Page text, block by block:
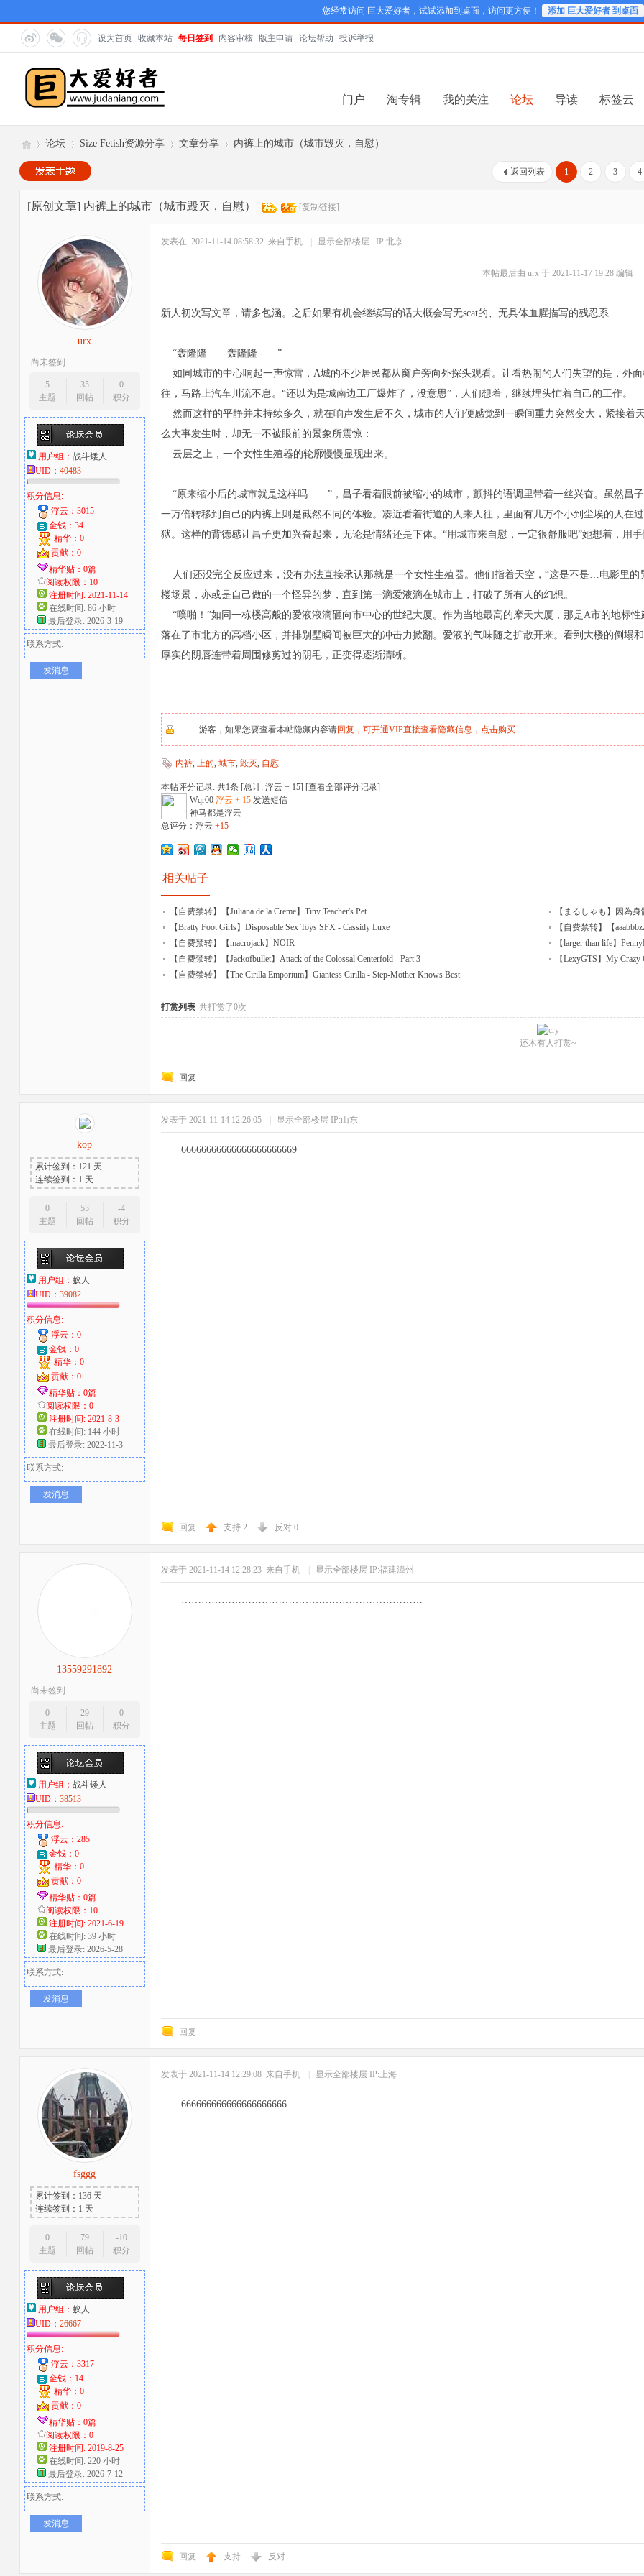
您经常访问 巨大爱好者，试试添加到桌面，访问更方便！ 添加 巨大爱好者 到桌面
设为首页 收藏本站 每日签到 内容审核 版主申请 论坛帮助 投诉举报
门户 淘专辑 我的关注 论坛 导读 标签云
巨
爱
好
»
论坛
›
Size Fetish资源分享
›
文章分享 内裤上的城市（城市毁灭，自慰）
1 2 3 4
返回列表
[原创文章] 内裤上的城市（城市毁灭，自慰） [复制链接]
urx
尚未签到
5
主题
35
回帖
0
积分
用户组： 战斗矮人
UID： 40483
积分信息:
浮云：3015
金钱：34
精华：0
贡献：0
精华贴：0篇
阅读权限：10
注册时间: 2021-11-14
在线时间: 86 小时
最后登录: 2026-3-19
联系方式:
发消息
发表在 2021-11-14 08:58:32 来自手机 显示全部楼层 IP:北京
本帖最后由 urx 于 2021-11-17 19:28 编辑
新人初次写文章，请多包涵。之后如果有机会继续写的话大概会写无scat的、无具体血腥描写的残忍系
“轰隆隆——轰隆隆——”
如同城市的中心响起一声惊雷，A城的不少居民都从窗户旁向外探头观看。让看热闹的人们失望的是，外
往，马路上汽车川流不息。“还以为是城南边工厂爆炸了，没意思”，人们想着，继续埋头忙着自己的工作。
然而这样的平静并未持续多久，就在响声发生后不久，城市的人们便感觉到一瞬间重力突然变大，紧接着
么大事发生时，却无一不被眼前的景象所震惊：
云层之上，一个女性生殖器的轮廓慢慢显现出来。
“原来缩小后的城市就是这样吗……”，昌子看着眼前被缩小的城市，颤抖的语调里带着一丝兴奋。虽然昌
一万倍转移到自己的内裤上则是截然不同的体验。凑近看着街道的人来人往，里面有几万个小到尘埃的人在
狱。这样的背德感让昌子更加兴奋起来，无论是情绪还是下体。“用城市来自慰，一定很舒服吧”她想着，用
人们还没完全反应过来，没有办法直接承认那就是一个女性生殖器。他们指着天空，“这是不是…电影里
楼场景，亦或是自己做的一个怪异的梦，直到第一滴爱液滴在城市上，打破了所有人的幻想。
“噗啪！”如同一栋楼高般的爱液液滴砸向市中心的世纪大厦。作为当地最高的摩天大厦，那是A市的地标
落在了市北方的高档小区，并排别墅瞬间被巨大的冲击力掀翻。爱液的气味随之扩散开来。看到大楼的倒塌
厚实的阴唇连带着周围修剪过的阴毛，正变得逐渐清晰。
游客，如果您要查看本帖隐藏内容请回复，可开通VIP直接查看隐藏信息， 点击购买
内裤, 上的, 城市, 毁灭, 自慰
本帖评分记录: 共1条 [总计: 浮云 + 15] [查看全部评分记录]
Wqr00 浮云 + 15 发送短信
神马都是浮云
总评分：浮云 +15
相关帖子
【自费禁转】【Juliana de la Creme】Tiny Teacher's Pet
【まるしゃも】因為
【Bratty Foot Girls】Disposable Sex Toys SFX - Cassidy Luxe
【自费禁转】【
【自费禁转】【macrojack】NOIR
【larger than life】
【自费禁转】【Jackofbullet】Attack of the Colossal Centerfold - Part 3
【LexyGTS】My
【自费禁转】【The Cirilla Emporium】Giantess Cirilla - Step-Mother Knows Best
打赏列表 共打赏了0次
还木有人打赏~
回复
kop
累计签到：121 天
连续签到：1 天
0
主题
53
回帖
-4
积分
用户组： 蚁人
UID： 39082
积分信息:
浮云：0
金钱：0
精华：0
贡献：0
精华贴：0篇
阅读权限：0
注册时间: 2021-8-3
在线时间: 144 小时
最后登录: 2022-11-3
联系方式:
发消息
发表于 2021-11-14 12:26:05 显示全部楼层 IP:山东
66666666666666666666669
回复 支持 2 反对 0
13559291892
尚未签到
0
主题
29
回帖
0
积分
用户组： 战斗矮人
UID： 38513
积分信息:
浮云：285
金钱：0
精华：0
贡献：0
精华贴：0篇
阅读权限：10
注册时间: 2021-6-19
在线时间: 39 小时
最后登录: 2026-5-28
联系方式:
发消息
发表于 2021-11-14 12:28:23 来自手机 显示全部楼层 IP:福建漳州
………………………………………………………………
回复
fsggg
累计签到：136 天
连续签到：1 天
0
主题
79
回帖
-10
积分
用户组： 蚁人
UID： 26667
积分信息:
浮云：3317
金钱：14
精华：0
贡献：0
精华贴：0篇
阅读权限：0
注册时间: 2019-8-25
在线时间: 220 小时
最后登录: 2026-7-12
联系方式:
发消息
发表于 2021-11-14 12:29:08 来自手机 显示全部楼层 IP:上海
666666666666666666666
回复 支持 反对